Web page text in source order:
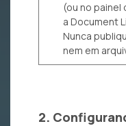
(ou no painel
a Document
Nunca
nem em
2.